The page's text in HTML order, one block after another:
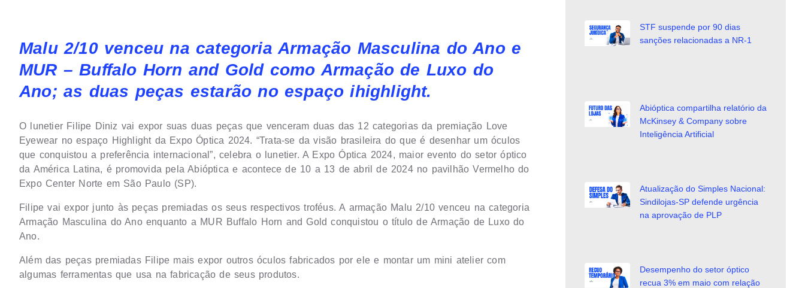
Malu 2/10 venceu na categoria Armação Masculina do Ano e
MUR – Buffalo Horn and Gold como Armação de Luxo do
Ano; as duas peças estarão no espaço ihighlight.
O lunetier Filipe Diniz vai expor suas duas peças que venceram duas das 12 categorias da premiação Love
Eyewear no espaço Highlight da Expo Óptica 2024. “Trata-se da visão brasileira do que é desenhar um óculos
que conquistou a preferência internacional”, celebra o lunetier. A Expo Óptica 2024, maior evento do setor óptico
da América Latina, é promovida pela Abióptica e acontece de 10 a 13 de abril de 2024 no pavilhão Vermelho do
Expo Center Norte em São Paulo (SP).
Filipe vai expor junto às peças premiadas os seus respectivos troféus. A armação Malu 2/10 venceu na categoria
Armação Masculina do Ano enquanto a MUR Buffalo Horn and Gold conquistou o título de Armação de Luxo do
Ano.
Além das peças premiadas Filipe mais expor outros óculos fabricados por ele e montar um mini atelier com
algumas ferramentas que usa na fabricação de seus produtos.
STF suspende por 90 dias
sanções relacionadas a NR-1
Abióptica compartilha relatório da
McKinsey & Company sobre
Inteligência Artificial
Atualização do Simples Nacional:
Sindilojas-SP defende urgência
na aprovação de PLP
Desempenho do setor óptico
recua 3% em maio com relação